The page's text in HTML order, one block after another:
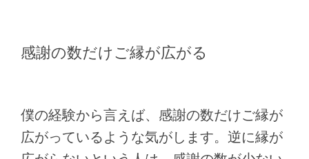
感謝の数だけご縁が広がる
僕の経験から言えば、感謝の数だけご縁が
広がっているような気がします。逆に縁が